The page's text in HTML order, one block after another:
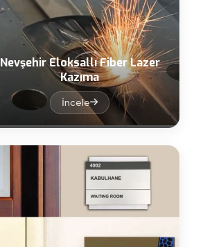
Nevşehir Eloksallı Fiber Lazer
Kazıma
İncele